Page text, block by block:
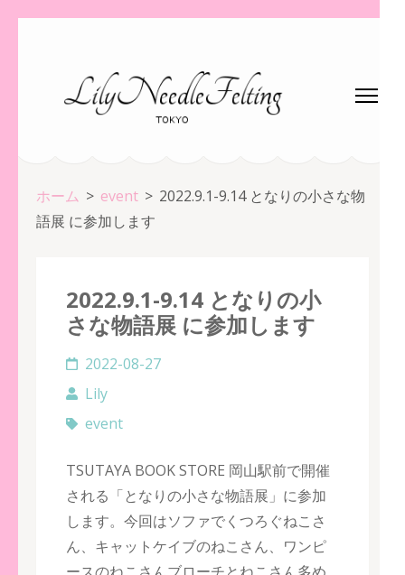
ホーム > event > 2022.9.1-9.14 となりの小さな物
語展 に参加します
2022.9.1-9.14 となりの小
さな物語展 に参加します
2022-08-27
Lily
event
TSUTAYA BOOK STORE 岡山駅前で開催
される「となりの小さな物語展」に参加
します。今回はソファでくつろぐねこさ
ん、キャットケイブのねこさん、ワンピ